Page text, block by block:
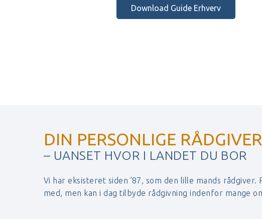
Download Guide Erhverv
DIN PERSONLIGE RÅDGIVER
– UANSET HVOR I LANDET DU BOR
Vi har eksisteret siden ’87, som den lille mands rådgiver.
med, men kan i dag tilbyde rådgivning indenfor mange